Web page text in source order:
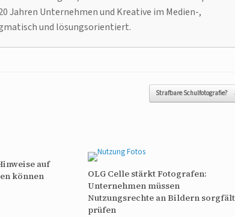
Jahren Unternehmen und Kreative im Medien-,
und lösungsorientiert.
Strafbare Schulfotografie?
auf
können
OLG Celle stärkt Fotografen:
Unternehmen müssen
Nutzungsrechte an Bildern
prüfen